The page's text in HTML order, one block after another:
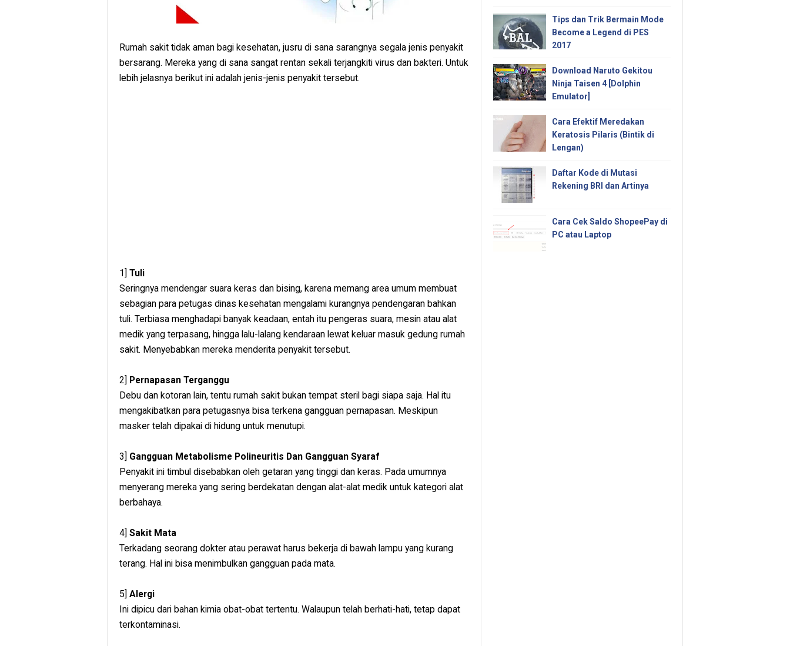
Rumah sakit tidak aman bagi kesehatan, jusru di sana sarangnya segala jenis penyakit
bersarang. Mereka yang di sana sangat rentan sekali terjangkiti virus dan bakteri. Untuk
lebih jelasnya berikut ini adalah jenis-jenis penyakit tersebut.
1] Tuli
Seringnya mendengar suara keras dan bising, karena memang area umum membuat
sebagian para petugas dinas kesehatan mengalami kurangnya pendengaran bahkan
tuli. Terbiasa menghadapi banyak keadaan, entah itu pengeras suara, mesin atau alat
medik yang terpasang, hingga lalu-lalang kendaraan lewat keluar masuk gedung rumah
sakit. Menyebabkan mereka menderita penyakit tersebut.
2] Pernapasan Terganggu
Debu dan kotoran lain, tentu rumah sakit bukan tempat steril bagi siapa saja. Hal itu
mengakibatkan para petugasnya bisa terkena gangguan pernapasan. Meskipun
masker telah dipakai di hidung untuk menutupi.
3] Gangguan Metabolisme Polineuritis Dan Gangguan Syaraf
Penyakit ini timbul disebabkan oleh getaran yang tinggi dan keras. Pada umumnya
menyerang mereka yang sering berdekatan dengan alat-alat medik untuk kategori alat
berbahaya.
4] Sakit Mata
Terkadang seorang dokter atau perawat harus bekerja di bawah lampu yang kurang
terang. Hal ini bisa menimbulkan gangguan pada mata.
5] Alergi
Ini dipicu dari bahan kimia obat-obat tertentu. Walaupun telah berhati-hati, tetap dapat
terkontaminasi.
Tips dan Trik Bermain Mode
Become a Legend di PES
2017
Download Naruto Gekitou
Ninja Taisen 4 [Dolphin
Emulator]
Cara Efektif Meredakan
Keratosis Pilaris (Bintik di
Lengan)
Daftar Kode di Mutasi
Rekening BRI dan Artinya
Cara Cek Saldo ShopeePay di
PC atau Laptop